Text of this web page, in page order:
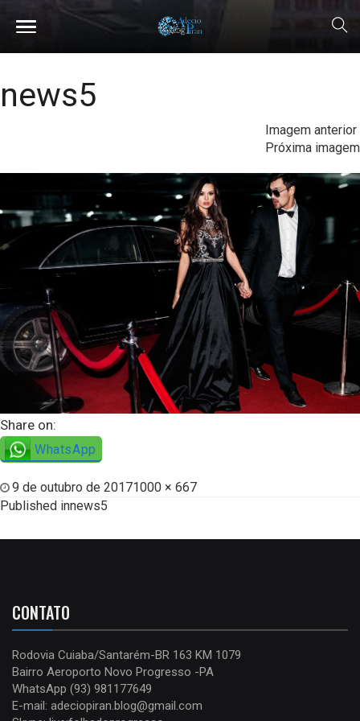
news5
Imagem anterior
Próxima imagem
Share on:
WhatsApp
9 de outubro de 20171000 × 667
Published innews5
CONTATO
Rodovia Cuiaba/Santarém-BR 163 KM 1079
Bairro Aeroporto Novo Progresso -PA
WhatsApp (93) 981177649
E-mail: adeciopiran.blog@gmail.com